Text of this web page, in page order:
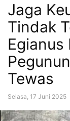
Jaga
Tindak
Egianus
Tewas
Selasa, 17 Juni 2025